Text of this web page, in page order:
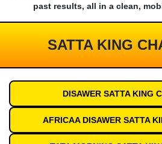
past results, all in a clean,
SATTA KING
DISAWER SATTA KING
AFRICAA DISAWER SATTA